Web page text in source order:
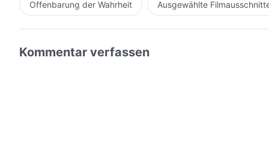
Offenbarung der Wahrheit Ausgewählte
Kommentar verfassen